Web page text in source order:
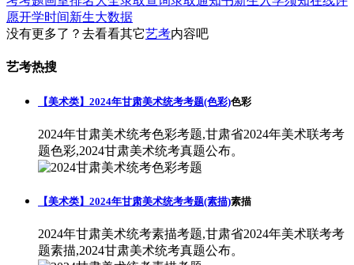
愿开学时间新生大数据
没有更多了？去看看其它艺考内容吧
艺考热搜
【美术类】2024年甘肃美术统考考题(色彩)色彩
2024年甘肃美术统考色彩考题,甘肃省2024年美术联考考
题色彩,2024甘肃美术统考真题公布。
【美术类】2024年甘肃美术统考考题(素描)素描
2024年甘肃美术统考素描考题,甘肃省2024年美术联考考
题素描,2024甘肃美术统考真题公布。